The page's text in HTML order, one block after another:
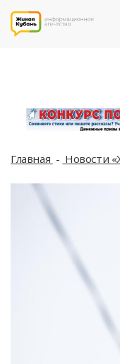
Главная Новости